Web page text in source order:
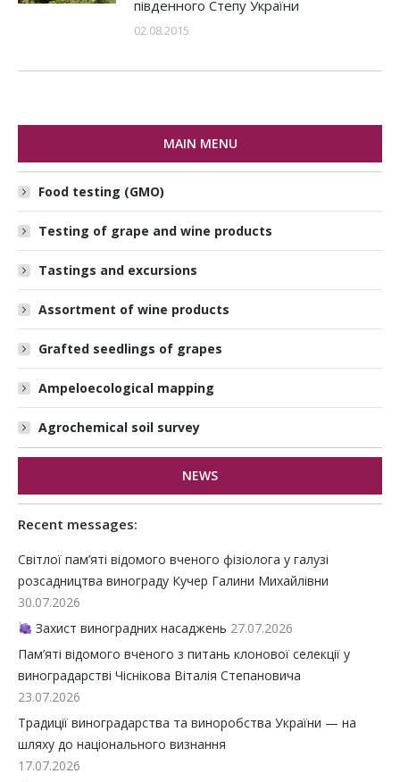
південного Степу України
02.08.2015
MAIN MENU
Food testing (GMO)
Testing of grape and wine products
Tastings and excursions
Assortment of wine products
Grafted seedlings of grapes
Ampeloecological mapping
Agrochemical soil survey
NEWS
Recent messages:
Світлої пам’яті відомого вченого фізіолога у галузі
розсадництва винограду Кучер Галини Михайлівни
30.07.2026
Захист виноградних насаджень 27.07.2026
Пам’яті відомого вченого з питань клонової селекції у
виноградарстві Чіснікова Віталія Степановича
23.07.2026
Традиції виноградарства та виноробства України — на
шляху до національного визнання
17.07.2026